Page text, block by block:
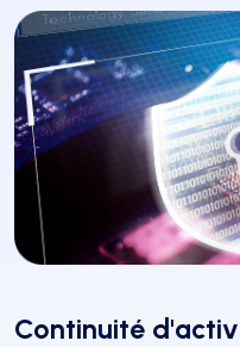
Continuité